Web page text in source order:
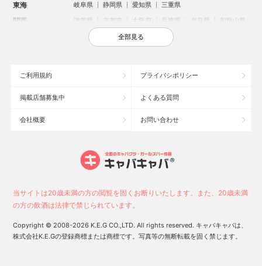
東海 岐阜県 静岡県 愛知県 三重県
関西 滋賀県 京都府 大阪府 兵庫県 奈良県 和歌山県
鳥取県 島根県 岡山県 広島県
沖縄県
大宮のキャバクラ
六本木のキャバクラ
池袋駅（西口）のキャバクラ
新潟駅前のキャバクラ
全部見る
ご利用規約 プライバシポリシー
掲載店舗募集中 よくある質問
会社概要 お問い合わせ
当サイトは20歳未満の方の閲覧を固くお断りいたします。また、20歳未満
の方の飲酒は法律で禁じられています。
Copyright © 2008-2026 K.E.G CO.,LTD. All rights reserved. キャバキャバは、
株式会社K.E.Gの登録商標または商標です。写真等の無断転載を固く禁じます。